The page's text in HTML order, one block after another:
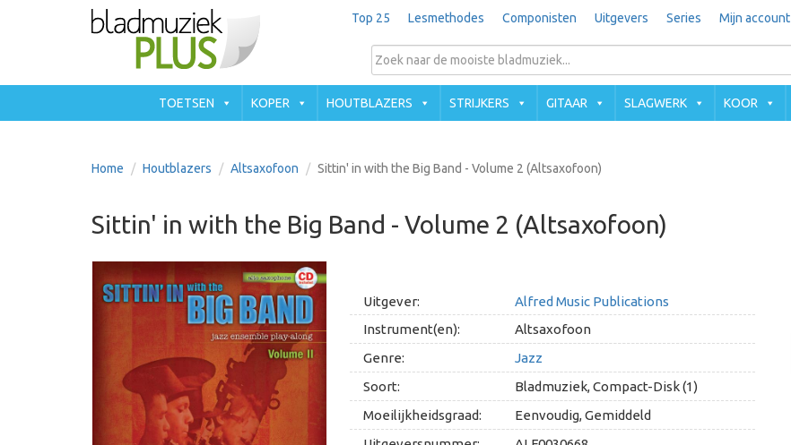
Top 25 Lesmethodes Componisten Uitgevers Series Mijn account
TOETSEN KOPER HOUTBLAZERS STRIJKERS GITAAR SLAGWERK KOOR
Home Houtblazers Altsaxofoon Sittin' in with the Big Band - Volume 2 (Altsaxofoon)
Sittin' in with the Big Band - Volume 2 (Altsaxofoon)
Uitgever:
Alfred Music Publications
Instrument(en):
Altsaxofoon
Genre:
Jazz
Soort:
Bladmuziek, Compact-Disk (1)
Moeilijkheidsgraad:
Eenvoudig, Gemiddeld